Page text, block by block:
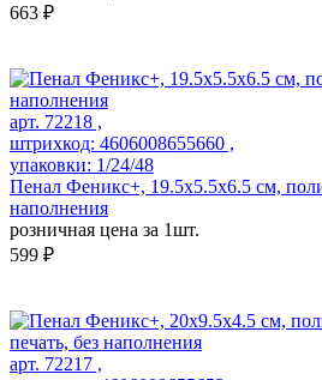
663 ₽
арт. 72218 ,
штрихкод: 4606008655660 ,
упаковки: 1/24/48
Пенал Феникс+, 19.5х5.5х6.5 см,
наполнения
розничная цена за 1шт.
599 ₽
арт. 72217 ,